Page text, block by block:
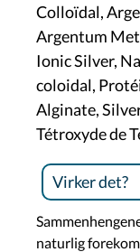
Colloïdal,
Argentum
Ionic Silver,
coloidal,
Alginate,
Tétroxyde de
Virker det?
naturlig